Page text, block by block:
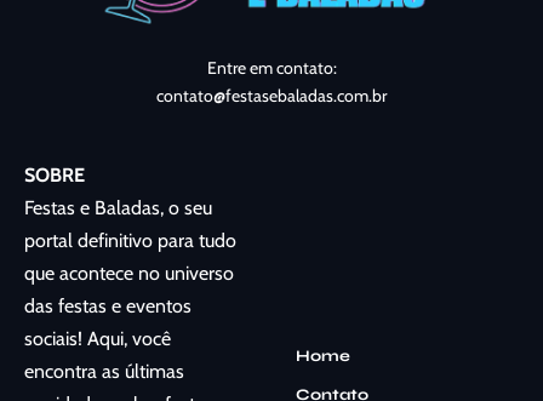
Entre em contato:
contato@festasebaladas.com.br
SOBRE
Festas e Baladas, o seu
portal definitivo para tudo
que acontece no universo
das festas e eventos
sociais! Aqui, você
encontra as últimas
Home
Contato